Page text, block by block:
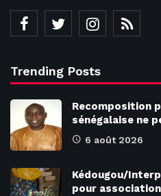
Trending Posts
Recomposition
sénégalaise ne
6 août 2026
Kédougou/
pour